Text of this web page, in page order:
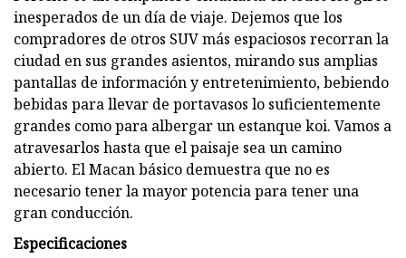
inesperados de un día de viaje. Dejemos que los
compradores de otros SUV más espaciosos recorran la
ciudad en sus grandes asientos, mirando sus amplias
pantallas de información y entretenimiento, bebiendo
bebidas para llevar de portavasos lo suficientemente
grandes como para albergar un estanque koi. Vamos a
atravesarlos hasta que el paisaje sea un camino
abierto. El Macan básico demuestra que no es
necesario tener la mayor potencia para tener una
gran conducción.
Especificaciones